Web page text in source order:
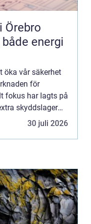
Örebro
energi
öka vår säkerhet
för
fokus har lagts på
skyddslager
inbrott via
30 juli 2026